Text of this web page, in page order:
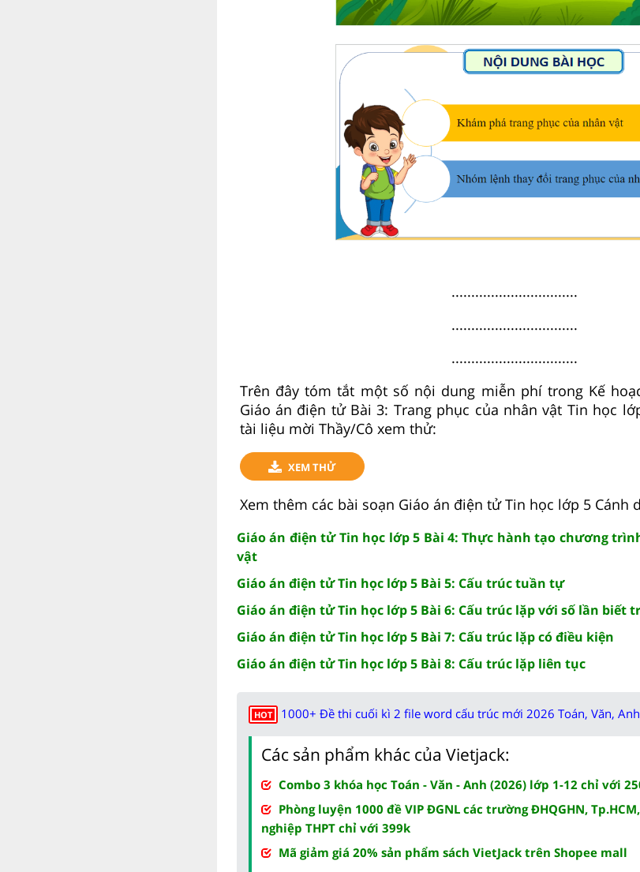
................................
................................
................................
Trên đây tóm tắt một số nội dung miễn phí trong Kế
Giáo án điện tử Bài 3: Trang phục của nhân vật Tin học
tài liệu mời Thầy/Cô xem thử:
XEM THỬ
Xem thêm các bài soạn Giáo án điện tử Tin học lớp 5 Cánh
Giáo án điện tử Tin học lớp 5 Bài 4: Thực hành tạo chương
vật
Giáo án điện tử Tin học lớp 5 Bài 5: Cấu trúc tuần tự
Giáo án điện tử Tin học lớp 5 Bài 6: Cấu trúc lặp với số lần biết
Giáo án điện tử Tin học lớp 5 Bài 7: Cấu trúc lặp có điều kiện
Giáo án điện tử Tin học lớp 5 Bài 8: Cấu trúc lặp liên tục
HOT 1000+ Đề thi cuối kì 2 file word cấu trúc mới 2026 Toán, Văn,
Các sản phẩm khác của Vietjack:
Combo 3 khóa học Toán - Văn - Anh (2026) lớp 1-12 chỉ với
Phòng luyện 1000 đề VIP ĐGNL các trường ĐHQGHN,
nghiệp THPT chỉ với 399k
Mã giảm giá 20% sản phẩm sách VietJack trên Shopee mall